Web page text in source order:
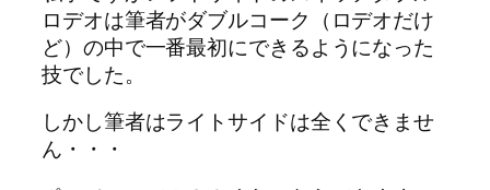
ロデオは筆者がダブルコーク（ロデオだけ
ど）の中で一番最初にできるようになった
技でした。
しかし筆者はライトサイドは全くできませ
ん・・・